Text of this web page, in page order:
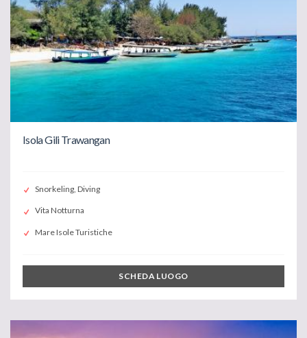
Isola Gili Trawangan
Snorkeling, Diving
Vita Notturna
Mare Isole Turistiche
SCHEDA LUOGO